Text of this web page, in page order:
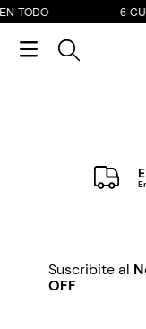
TODO 6
Suscribite al
OFF